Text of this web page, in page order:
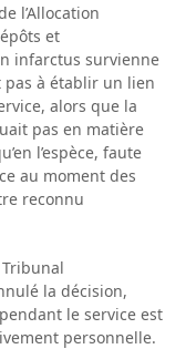
l’Allocation
et
infarctus survienne
à établir un lien
alors que la
pas en matière
l’espèce, faute
au moment des
reconnu
la décision,
le service est
personnelle.